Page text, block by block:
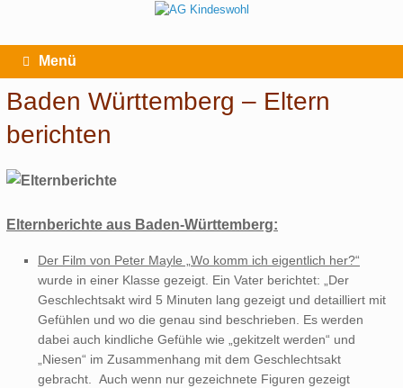
springen
Menü
Baden Württemberg – Eltern
berichten
Elternberichte aus Baden-Württemberg:
Der Film von Peter Mayle „Wo komm ich eigentlich her?“
wurde in einer Klasse gezeigt. Ein Vater berichtet: „Der
Geschlechtsakt wird 5 Minuten lang gezeigt und detailliert mit
Gefühlen und wo die genau sind beschrieben. Es werden
dabei auch kindliche Gefühle wie „gekitzelt werden“ und
„Niesen“ im Zusammenhang mit dem Geschlechtsakt
gebracht. Auch wenn nur gezeichnete Figuren gezeigt